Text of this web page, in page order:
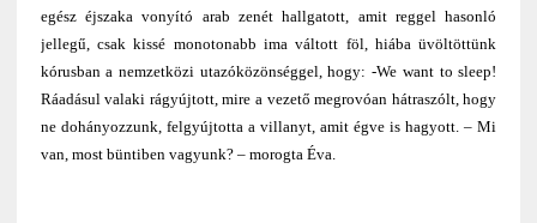
egész éjszaka vonyító arab zenét hallgatott, amit reggel hasonló
jellegű, csak kissé monotonabb ima váltott föl, hiába üvöltöttünk
kórusban a nemzetközi utazóközönséggel, hogy: -We want to sleep!
Ráadásul valaki rágyújtott, mire a vezető megrovóan hátraszólt, hogy
ne dohányozzunk, felgyújtotta a villanyt, amit égve is hagyott. – Mi
van, most büntiben vagyunk? – morogta Éva.